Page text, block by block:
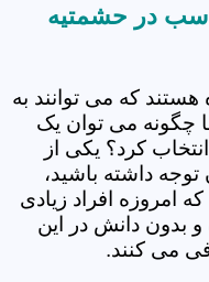
در حشمتیه
که می توانند به
چگونه می توان یک
کرد؟ یکی از
توجه داشته باشید،
امروزه افراد زیادی
بدون دانش در این
می کنند.